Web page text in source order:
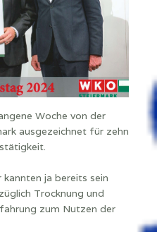
Woche von der
ausgezeichnet für zehn
kannten ja bereits sein
Trocknung und
zum Nutzen der